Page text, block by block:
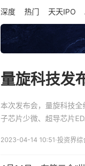
深度 热门 天天IPO
量旋科技发
本次发布会，量旋科技
子芯片少微、超导芯片
2023-04-14 10:51·投资界综